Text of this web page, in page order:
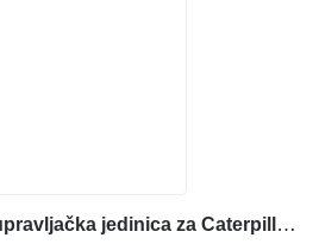
Caterpillar 489-9456. upravljačka jedinica za Caterpillar 320GC. 326GC. 320DL. 336 323 374 bagera